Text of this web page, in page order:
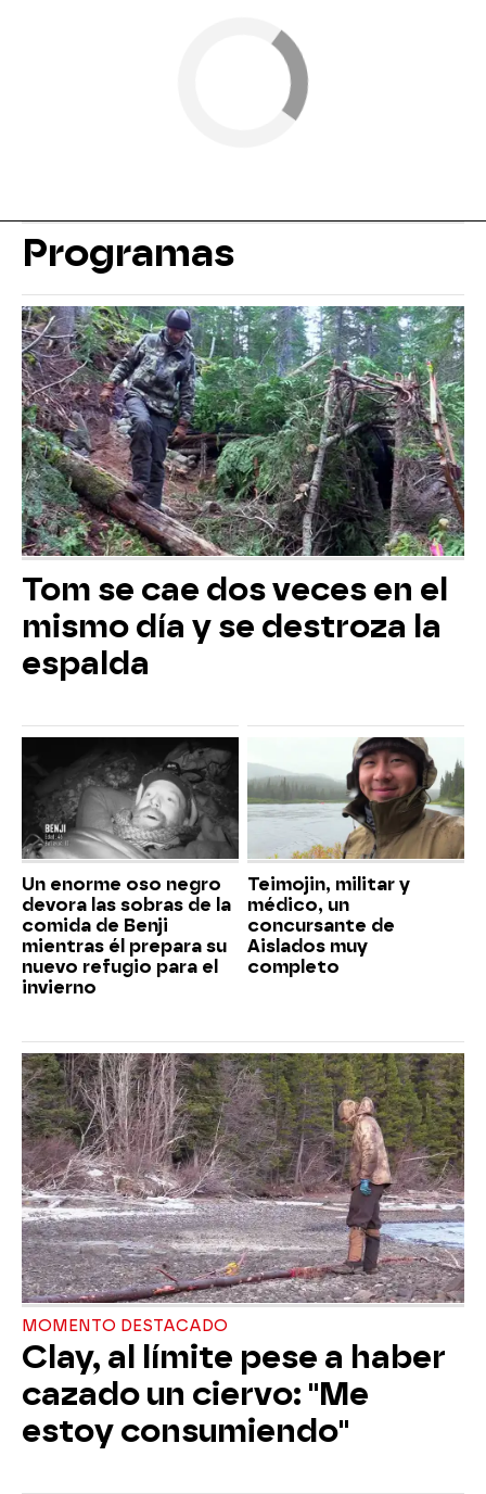
Programas
Tom se cae dos veces en el
mismo día y se destroza la
espalda
Un enorme oso negro
devora las sobras de la
comida de Benji
mientras él prepara su
nuevo refugio para el
invierno
Teimojin, militar y
médico, un
concursante de
Aislados muy
completo
MOMENTO DESTACADO
Clay, al límite pese a haber
cazado un ciervo: "Me
estoy consumiendo"